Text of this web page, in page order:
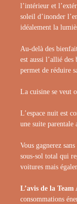
l’intérieur et
soleil d’inonder
idéalement la
Au-delà des
est aussi l’allié
permet de réduire
La cuisine se veut
L’espace nuit est
une suite parentale
Vous gagnerez
sous-sol total qui
voitures mais
L’avis de la Team
consommations